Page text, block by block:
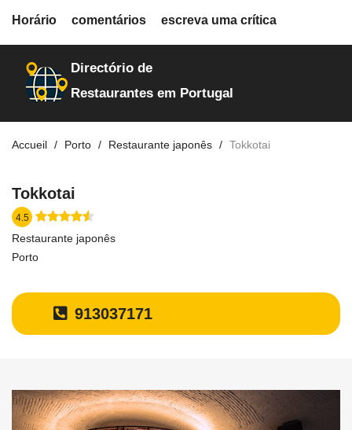
restaurantes
Directório de
Restaurantes em Portugal
Accueil Porto Restaurante japonês Tokkotai
Tokkotai
4.5
Restaurante japonês
Porto
913037171
Horário comentários escreva uma crítica